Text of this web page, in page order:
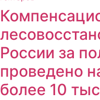
России за
проведено
более 10